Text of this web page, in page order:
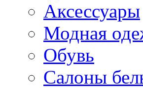
Аксессуары
Модная
Обувь
Салоны